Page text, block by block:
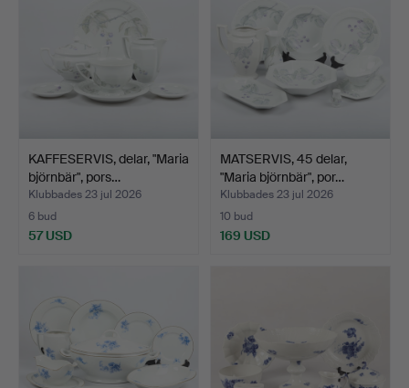
KAFFESERVIS, delar, "Maria
björnbär", pors…
Klubbades 23 jul 2026
6 bud
57 USD
MATSERVIS, 45 delar,
"Maria björnbär", por…
Klubbades 23 jul 2026
10 bud
169 USD